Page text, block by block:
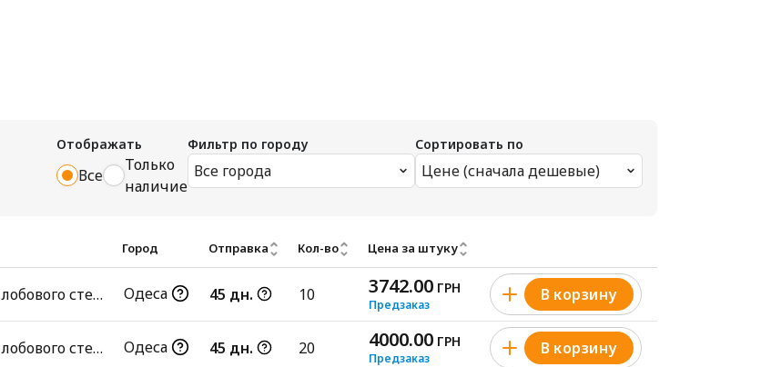
Отображать
Все
Только
наличие
Фильтр по городу
Все города
Сортировать по
Цене (сначала дешевые)
Город Отправка Кол-во Цена за штуку
Бачок омывателя лобового стекла Одеса 45 дн. 10 3742.00 ГРН
Предзаказ
В корзину
Бачок омывателя лобового стекла Одеса 45 дн. 20 4000.00 ГРН
Предзаказ
В корзину